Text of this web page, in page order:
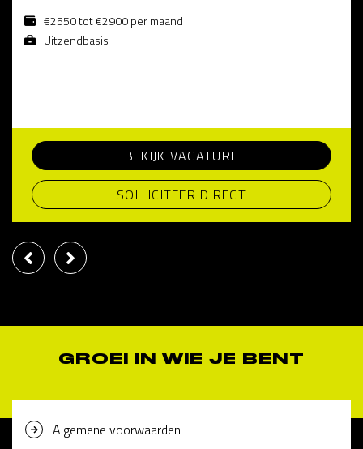
€2550 tot €2900 per maand
Uitzendbasis
BEKIJK VACATURE
SOLLICITEER DIRECT
GROEI IN WIE JE BENT
Algemene voorwaarden